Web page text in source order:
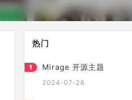
热门
Mirage 开源主题
2024-07-28